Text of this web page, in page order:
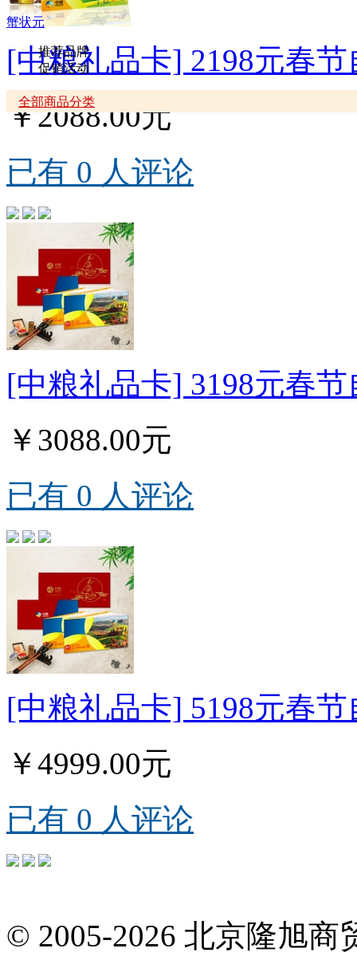
蟹状元
推荐品牌
促销活动
全部商品分类
[中粮礼品卡] 2198元春
￥2088.00元
已有 0 人评论
[中粮礼品卡] 3198元春
￥3088.00元
已有 0 人评论
[中粮礼品卡] 5198元春
￥4999.00元
已有 0 人评论
© 2005-2026 北京隆旭